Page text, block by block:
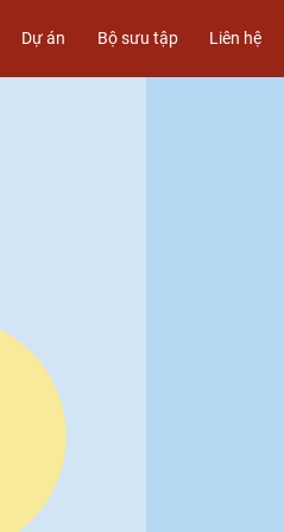
Dự án Bộ sưu tập Liên hệ